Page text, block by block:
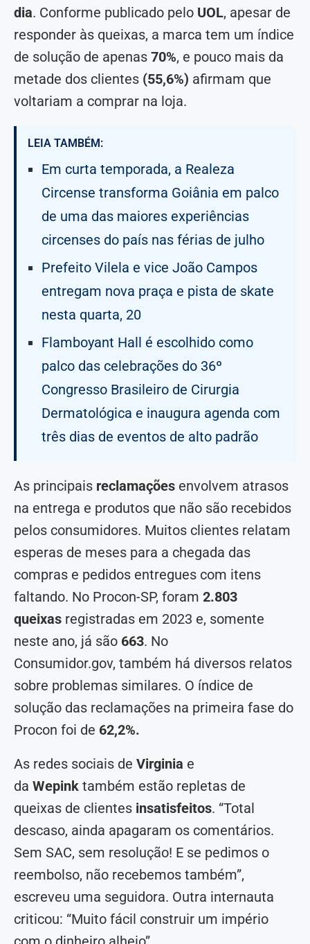
dia. Conforme publicado pelo UOL, apesar de
responder às queixas, a marca tem um índice
de solução de apenas 70%, e pouco mais da
metade dos clientes (55,6%) afirmam que
voltariam a comprar na loja.
LEIA TAMBÉM:
Em curta temporada, a Realeza
Circense transforma Goiânia em palco
de uma das maiores experiências
circenses do país nas férias de julho
Prefeito Vilela e vice João Campos
entregam nova praça e pista de skate
nesta quarta, 20
Flamboyant Hall é escolhido como
palco das celebrações do 36º
Congresso Brasileiro de Cirurgia
Dermatológica e inaugura agenda com
três dias de eventos de alto padrão
As principais reclamações envolvem atrasos
na entrega e produtos que não são recebidos
pelos consumidores. Muitos clientes relatam
esperas de meses para a chegada das
compras e pedidos entregues com itens
faltando. No Procon-SP, foram 2.803
queixas registradas em 2023 e, somente
neste ano, já são 663. No
Consumidor.gov, também há diversos relatos
sobre problemas similares. O índice de
solução das reclamações na primeira fase do
Procon foi de 62,2%.
As redes sociais de Virginia e
da Wepink também estão repletas de
queixas de clientes insatisfeitos. “Total
descaso, ainda apagaram os comentários.
Sem SAC, sem resolução! E se pedimos o
reembolso, não recebemos também”,
escreveu uma seguidora. Outra internauta
criticou: “Muito fácil construir um império